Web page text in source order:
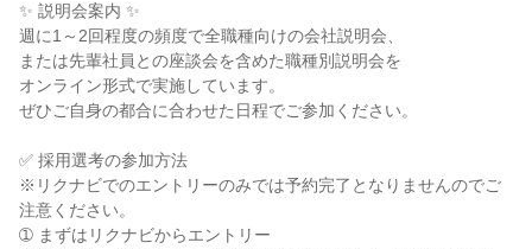
✨ 説明会案内 ✨
週に1～2回程度の頻度で全職種向けの会社説明会、
または先輩社員との座談会を含めた職種別説明会を
オンライン形式で実施しています。
ぜひご自身の都合に合わせた日程でご参加ください。
✅ 採用選考の参加方法
※リクナビでのエントリーのみでは予約完了となりませんのでご
注意ください。
➀ まずはリクナビからエントリー